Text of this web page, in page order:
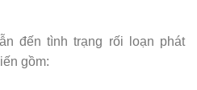
đến tình trạng rối loạn phát
gồm: